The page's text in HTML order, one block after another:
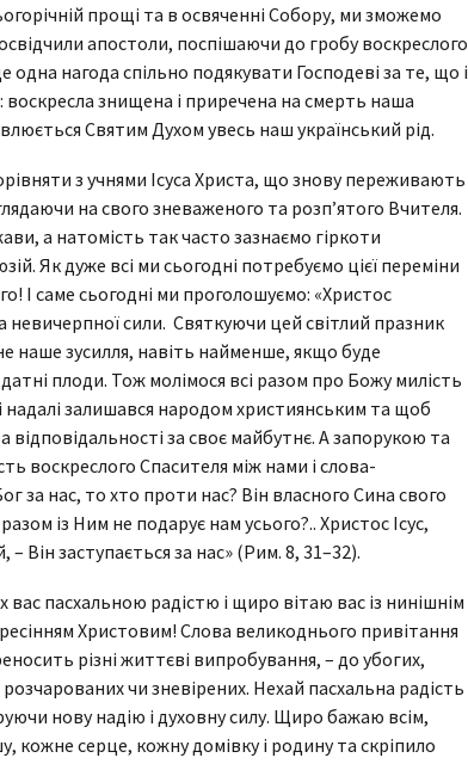
прощі та в освяченні Собору, ми зможемо
апостоли, поспішаючи до гробу воскреслого
нагода спільно подякувати Господеві за те, що і
воскресла знищена і приречена на смерть наша
Святим Духом увесь наш український рід.
з учнями Ісуса Христа, що знову переживають
на свого зневаженого та розп’ятого Вчителя.
а натомість так часто зазнаємо гіркоти
Як дуже всі ми сьогодні потребуємо цієї переміни
І саме сьогодні ми проголошуємо: «Христос
невичерпної сили. Святкуючи цей світлий празник
наше зусилля, навіть найменше, якщо буде
плоди. Тож молімося всі разом про Божу милість
надалі залишався народом християнським та щоб
відповідальності за своє майбутнє. А запорукою та
воскреслого Спасителя між нами і слова-
за нас, то хто проти нас? Він власного Сина свого
із Ним не подарує нам усього?.. Христос Ісус,
Він заступається за нас» (Рим. 8, 31–32).
пасхальною радістю і щиро вітаю вас із нинішнім
Христовим! Слова великоднього привітання
різні життєві випробування, – до убогих,
чи зневірених. Нехай пасхальна радість
нову надію і духовну силу. Щиро бажаю всім,
кожне серце, кожну домівку і родину та скріпило